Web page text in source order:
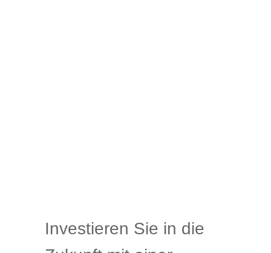
Investieren Sie in die